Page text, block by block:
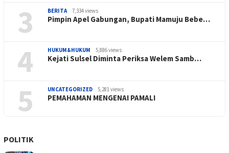
3 BERITA 7,334 views
Pimpin Apel Gabungan, Bupati Mamuju Bebe…
4 HUKUM&HUKUM 5,886 views
Kejati Sulsel Diminta Periksa Welem Samb…
5 UNCATEGORIZED 5,281 views
PEMAHAMAN MENGENAI PAMALI
POLITIK